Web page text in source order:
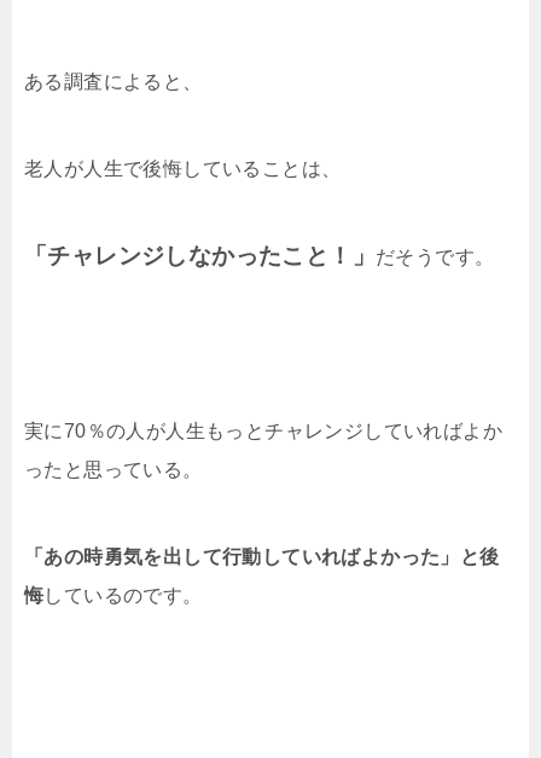
ある調査によると、
老人が人生で後悔していることは、
「チャレンジしなかったこと！」 だそうです。
実に70％の人が人生もっとチャレンジしていればよか
ったと思っている。
「あの時勇気を出して行動していればよかった」と後
悔しているのです。